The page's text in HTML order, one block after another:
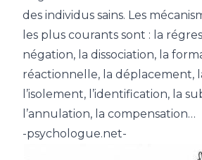
des individus sains. Les
les plus courants sont : la
négation, la dissociation, la
réactionnelle, la déplacement,
l’isolement, l’identification, la
l’annulation, la compensation…
-psychologue.net-